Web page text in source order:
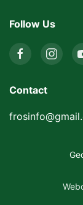
Follow Us
Contact